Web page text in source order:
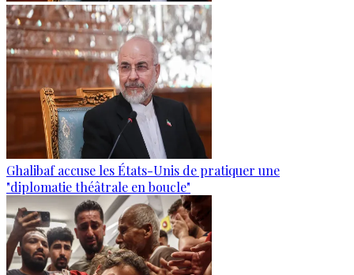
Ghalibaf accuse les États-Unis de pratiquer une
"diplomatie théâtrale en boucle"